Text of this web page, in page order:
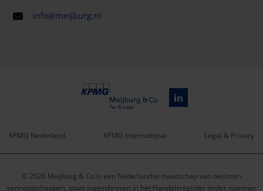
info@meijburg.nl
Service
KPMG Nederland KPMG International Legal & Privacy
© 2026 Meijburg & Co is een Nederlandse maatschap van besloten
vennootschappen, staat ingeschreven in het Handelsregister onder nummer